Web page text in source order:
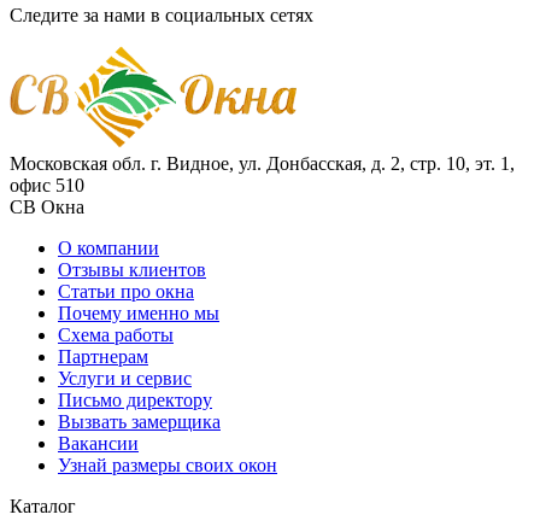
Следите за нами в социальных сетях
Московская обл. г. Видное, ул. Донбасская, д. 2, стр. 10, эт. 1,
офис 510
СВ Окна
О компании
Отзывы клиентов
Статьи про окна
Почему именно мы
Схема работы
Партнерам
Услуги и сервис
Письмо директору
Вызвать замерщика
Вакансии
Узнай размеры своих окон
Каталог